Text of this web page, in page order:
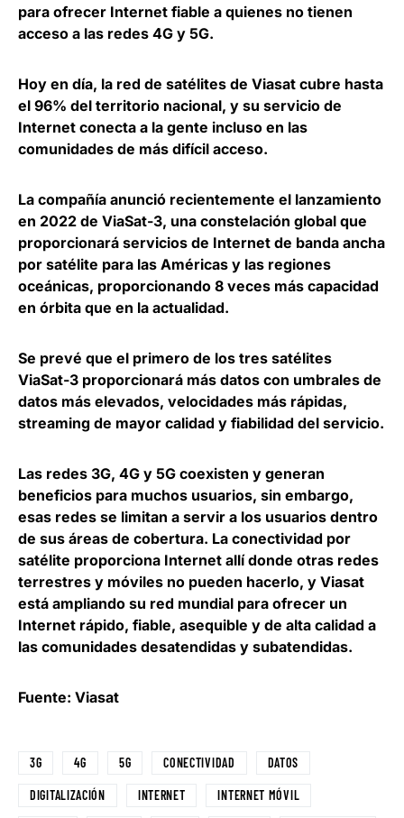
para ofrecer Internet fiable a quienes no tienen
acceso a las redes 4G y 5G.
Hoy en día, la red de satélites de Viasat cubre hasta
el 96% del territorio nacional, y su servicio de
Internet conecta a la gente incluso en las
comunidades de más difícil acceso.
La compañía anunció recientemente el lanzamiento
en 2022 de ViaSat-3, una constelación global que
proporcionará servicios de Internet de banda ancha
por satélite para las Américas y las regiones
oceánicas, proporcionando 8 veces más capacidad
en órbita que en la actualidad.
Se prevé que el primero de los tres satélites
ViaSat-3 proporcionará más datos con umbrales de
datos más elevados, velocidades más rápidas,
streaming de mayor calidad y fiabilidad del servicio.
Las redes 3G, 4G y 5G coexisten y generan
beneficios para muchos usuarios, sin embargo,
esas redes se limitan a servir a los usuarios dentro
de sus áreas de cobertura. La conectividad por
satélite proporciona Internet allí donde otras redes
terrestres y móviles no pueden hacerlo, y Viasat
está ampliando su red mundial para ofrecer un
Internet rápido, fiable, asequible y de alta calidad a
las comunidades desatendidas y subatendidas.
Fuente: Viasat
3G 4G 5G CONECTIVIDAD DATOS
DIGITALIZACIÓN INTERNET INTERNET MÓVIL